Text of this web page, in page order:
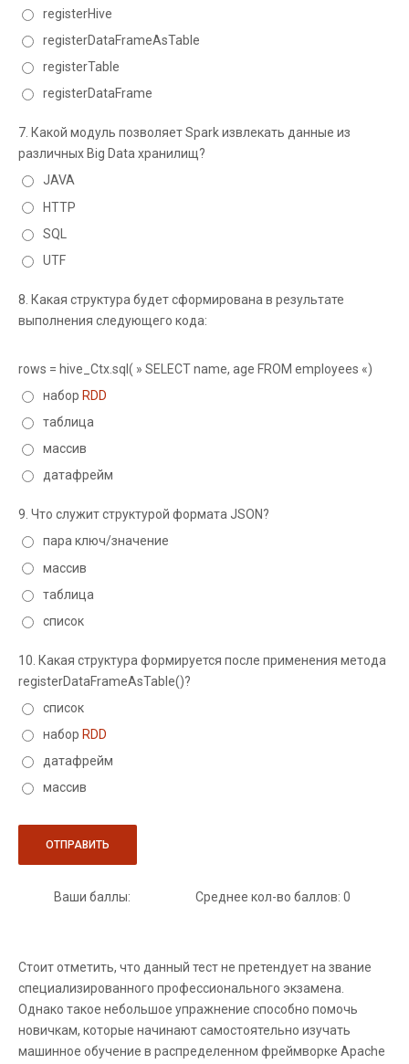
registerHive
registerDataFrameAsTable
registerTable
registerDataFrame
7. Какой модуль позволяет Spark извлекать данные из
различных Big Data хранилищ?
JAVA
HTTP
SQL
UTF
8. Какая структура будет сформирована в результате
выполнения следующего кода:
rows = hive_Ctx.sql( » SELECT name, age FROM employees «)
набор RDD
таблица
массив
датафрейм
9. Что служит структурой формата JSON?
пара ключ/значение
массив
таблица
список
10. Какая структура формируется после применения метода
registerDataFrameAsTable()?
список
набор RDD
датафрейм
массив
Ваши баллы: Среднее кол-во баллов: 0
Стоит отметить, что данный тест не претендует на звание
специализированного профессионального экзамена.
Однако такое небольшое упражнение способно помочь
новичкам, которые начинают самостоятельно изучать
машинное обучение в распределенном фреймворке Apache